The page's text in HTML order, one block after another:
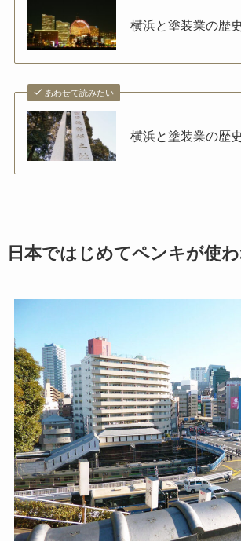
横浜と塗装業の歴
あわせて読みたい
横浜と塗装業の歴
日本ではじめてペンキが使